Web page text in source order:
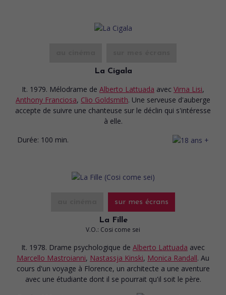
La Cigala
It. 1979. Mélodrame de Alberto Lattuada avec Virna Lisi,
Anthony Franciosa, Clio Goldsmith. Une serveuse d'auberge
accepte de suivre une chanteuse sur le déclin qui s'intéresse
à elle.
Durée: 100 min.
sur mes écrans
La Fille
V.O.: Cosi come sei
It. 1978. Drame psychologique de Alberto Lattuada avec
Marcello Mastroianni, Nastassja Kinski, Monica Randall. Au
cours d'un voyage à Florence, un architecte a une aventure
avec une étudiante dont il se pourrait qu'il soit le père.